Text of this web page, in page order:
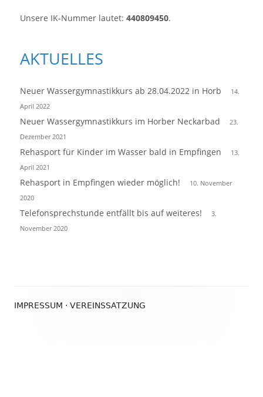
Unsere IK-Nummer lautet: 440809450.
AKTUELLES
Neuer Wassergymnastikkurs ab 28.04.2022 in Horb
14.
April 2022
Neuer Wassergymnastikkurs im Horber Neckarbad
23.
Dezember 2021
Rehasport für Kinder im Wasser bald in Empfingen
13.
April 2021
Rehasport in Empfingen wieder möglich!
10. November
2020
Telefonsprechstunde entfällt bis auf weiteres!
3.
November 2020
IMPRESSUM · VEREINSSATZUNG